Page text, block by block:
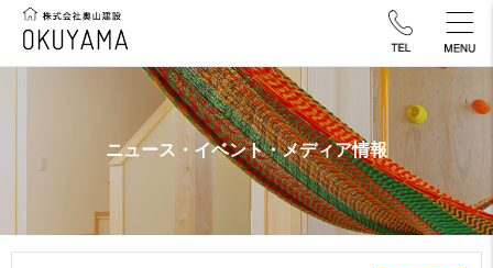
ニュース・イベント・メディア情報